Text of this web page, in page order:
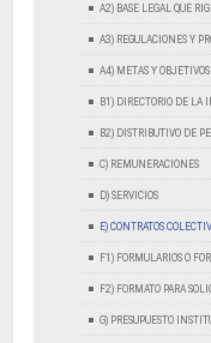
A2) BASE LEGAL QUE
A3) REGULACIONES Y
A4) METAS Y
B1) DIRECTORIO DE LA
B2) DISTRIBUTIVO DE
C) REMUNERACIONES
D) SERVICIOS
E) CONTRATOS
F1) FORMULARIOS O
F2) FORMATO PARA
G) PRESUPUESTO